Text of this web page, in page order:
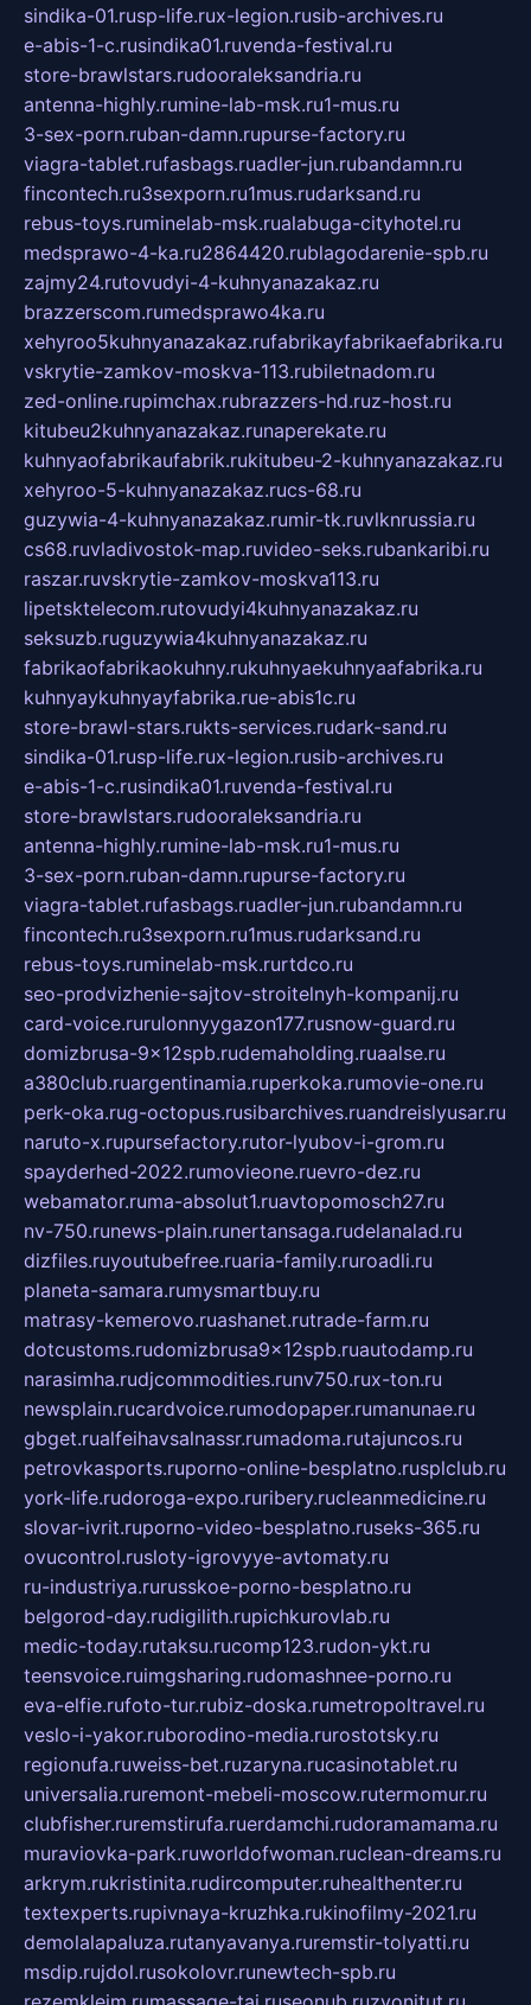
sindika-01.rusp-life.rux-legion.rusib-archives.ru
e-abis-1-c.rusindika01.ruvenda-festival.ru
store-brawlstars.rudooraleksandria.ru
antenna-highly.rumine-lab-msk.ru1-mus.ru
3-sex-porn.ruban-damn.rupurse-factory.ru
viagra-tablet.rufasbags.ruadler-jun.rubandamn.ru
fincontech.ru3sexporn.ru1mus.rudarksand.ru
rebus-toys.ruminelab-msk.rualabuga-cityhotel.ru
medsprawo-4-ka.ru2864420.rublagodarenie-spb.ru
zajmy24.rutovudyi-4-kuhnyanazakaz.ru
brazzerscom.rumedsprawo4ka.ru
xehyroo5kuhnyanazakaz.rufabrikayfabrikaefabrika.ru
vskrytie-zamkov-moskva-113.rubiletnadom.ru
zed-online.rupimchax.rubrazzers-hd.ruz-host.ru
kitubeu2kuhnyanazakaz.runaperekate.ru
kuhnyaofabrikaufabrik.rukitubeu-2-kuhnyanazakaz.ru
xehyroo-5-kuhnyanazakaz.rucs-68.ru
guzywia-4-kuhnyanazakaz.rumir-tk.ruvlknrussia.ru
cs68.ruvladivostok-map.ruvideo-seks.rubankaribi.ru
raszar.ruvskrytie-zamkov-moskva113.ru
lipetsktelecom.rutovudyi4kuhnyanazakaz.ru
seksuzb.ruguzywia4kuhnyanazakaz.ru
fabrikaofabrikaokuhny.rukuhnyaekuhnyaafabrika.ru
kuhnyaykuhnyayfabrika.rue-abis1c.ru
store-brawl-stars.rukts-services.rudark-sand.ru
sindika-01.rusp-life.rux-legion.rusib-archives.ru
e-abis-1-c.rusindika01.ruvenda-festival.ru
store-brawlstars.rudooraleksandria.ru
antenna-highly.rumine-lab-msk.ru1-mus.ru
3-sex-porn.ruban-damn.rupurse-factory.ru
viagra-tablet.rufasbags.ruadler-jun.rubandamn.ru
fincontech.ru3sexporn.ru1mus.rudarksand.ru
rebus-toys.ruminelab-msk.rurtdco.ru
seo-prodvizhenie-sajtov-stroitelnyh-kompanij.ru
card-voice.rurulonnyygazon177.rusnow-guard.ru
domizbrusa-9x12spb.rudemaholding.ruaalse.ru
a380club.ruargentinamia.ruperkoka.rumovie-one.ru
perk-oka.rug-octopus.rusibarchives.ruandreislyusar.ru
naruto-x.rupursefactory.rutor-lyubov-i-grom.ru
spayderhed-2022.rumovieone.ruevro-dez.ru
webamator.ruma-absolut1.ruavtopomosch27.ru
nv-750.runews-plain.runertansaga.rudelanalad.ru
dizfiles.ruyoutubefree.ruaria-family.ruroadli.ru
planeta-samara.rumysmartbuy.ru
matrasy-kemerovo.ruashanet.rutrade-farm.ru
dotcustoms.rudomizbrusa9x12spb.ruautodamp.ru
narasimha.rudjcommodities.runv750.rux-ton.ru
newsplain.rucardvoice.rumodopaper.rumanunae.ru
gbget.rualfeihavsalnassr.rumadoma.rutajuncos.ru
petrovkasports.ruporno-online-besplatno.rusplclub.ru
york-life.rudoroga-expo.ruribery.rucleanmedicine.ru
slovar-ivrit.ruporno-video-besplatno.ruseks-365.ru
ovucontrol.rusloty-igrovyye-avtomaty.ru
ru-industriya.rurusskoe-porno-besplatno.ru
belgorod-day.rudigilith.rupichkurovlab.ru
medic-today.rutaksu.rucomp123.rudon-ykt.ru
teensvoice.ruimgsharing.rudomashnee-porno.ru
eva-elfie.rufoto-tur.rubiz-doska.rumetropoltravel.ru
veslo-i-yakor.ruborodino-media.rurostotsky.ru
regionufa.ruweiss-bet.ruzaryna.rucasinotablet.ru
universalia.ruremont-mebeli-moscow.rutermomur.ru
clubfisher.ruremstirufa.ruerdamchi.rudoramamama.ru
muraviovka-park.ruworldofwoman.ruclean-dreams.ru
arkrym.rukristinita.rudircomputer.ruhealthenter.ru
textexperts.rupivnaya-kruzhka.rukinofilmy-2021.ru
demolalapaluza.rutanyavanya.ruremstir-tolyatti.ru
msdip.rujdol.rusokolovr.runewtech-spb.ru